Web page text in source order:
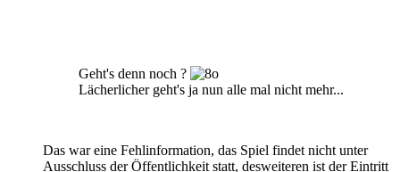
Geht's denn noch ?
Lächerlicher geht's ja nun alle mal nicht mehr...
Das war eine Fehlinformation, das Spiel findet nicht unter
Ausschluss der Öffentlichkeit statt, desweiteren ist der Eintritt